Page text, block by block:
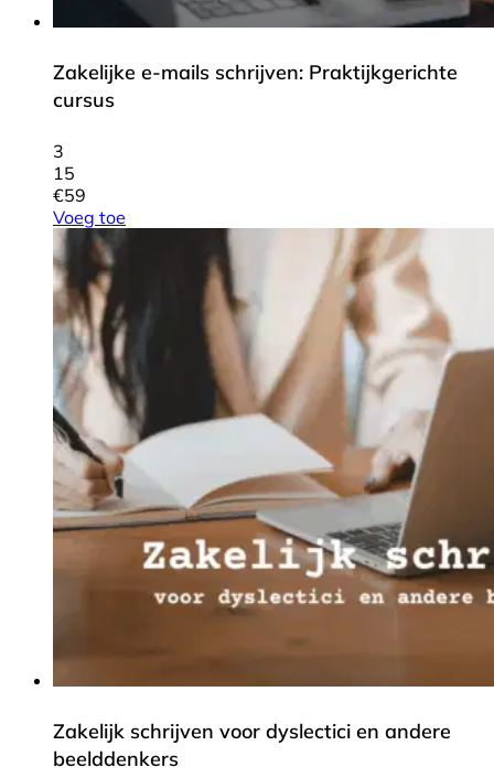
Zakelijke e-mails schrijven: Praktijkgerichte
cursus
3
15
€59
Voeg toe
Zakelijk schrijven voor dyslectici en andere
beelddenkers